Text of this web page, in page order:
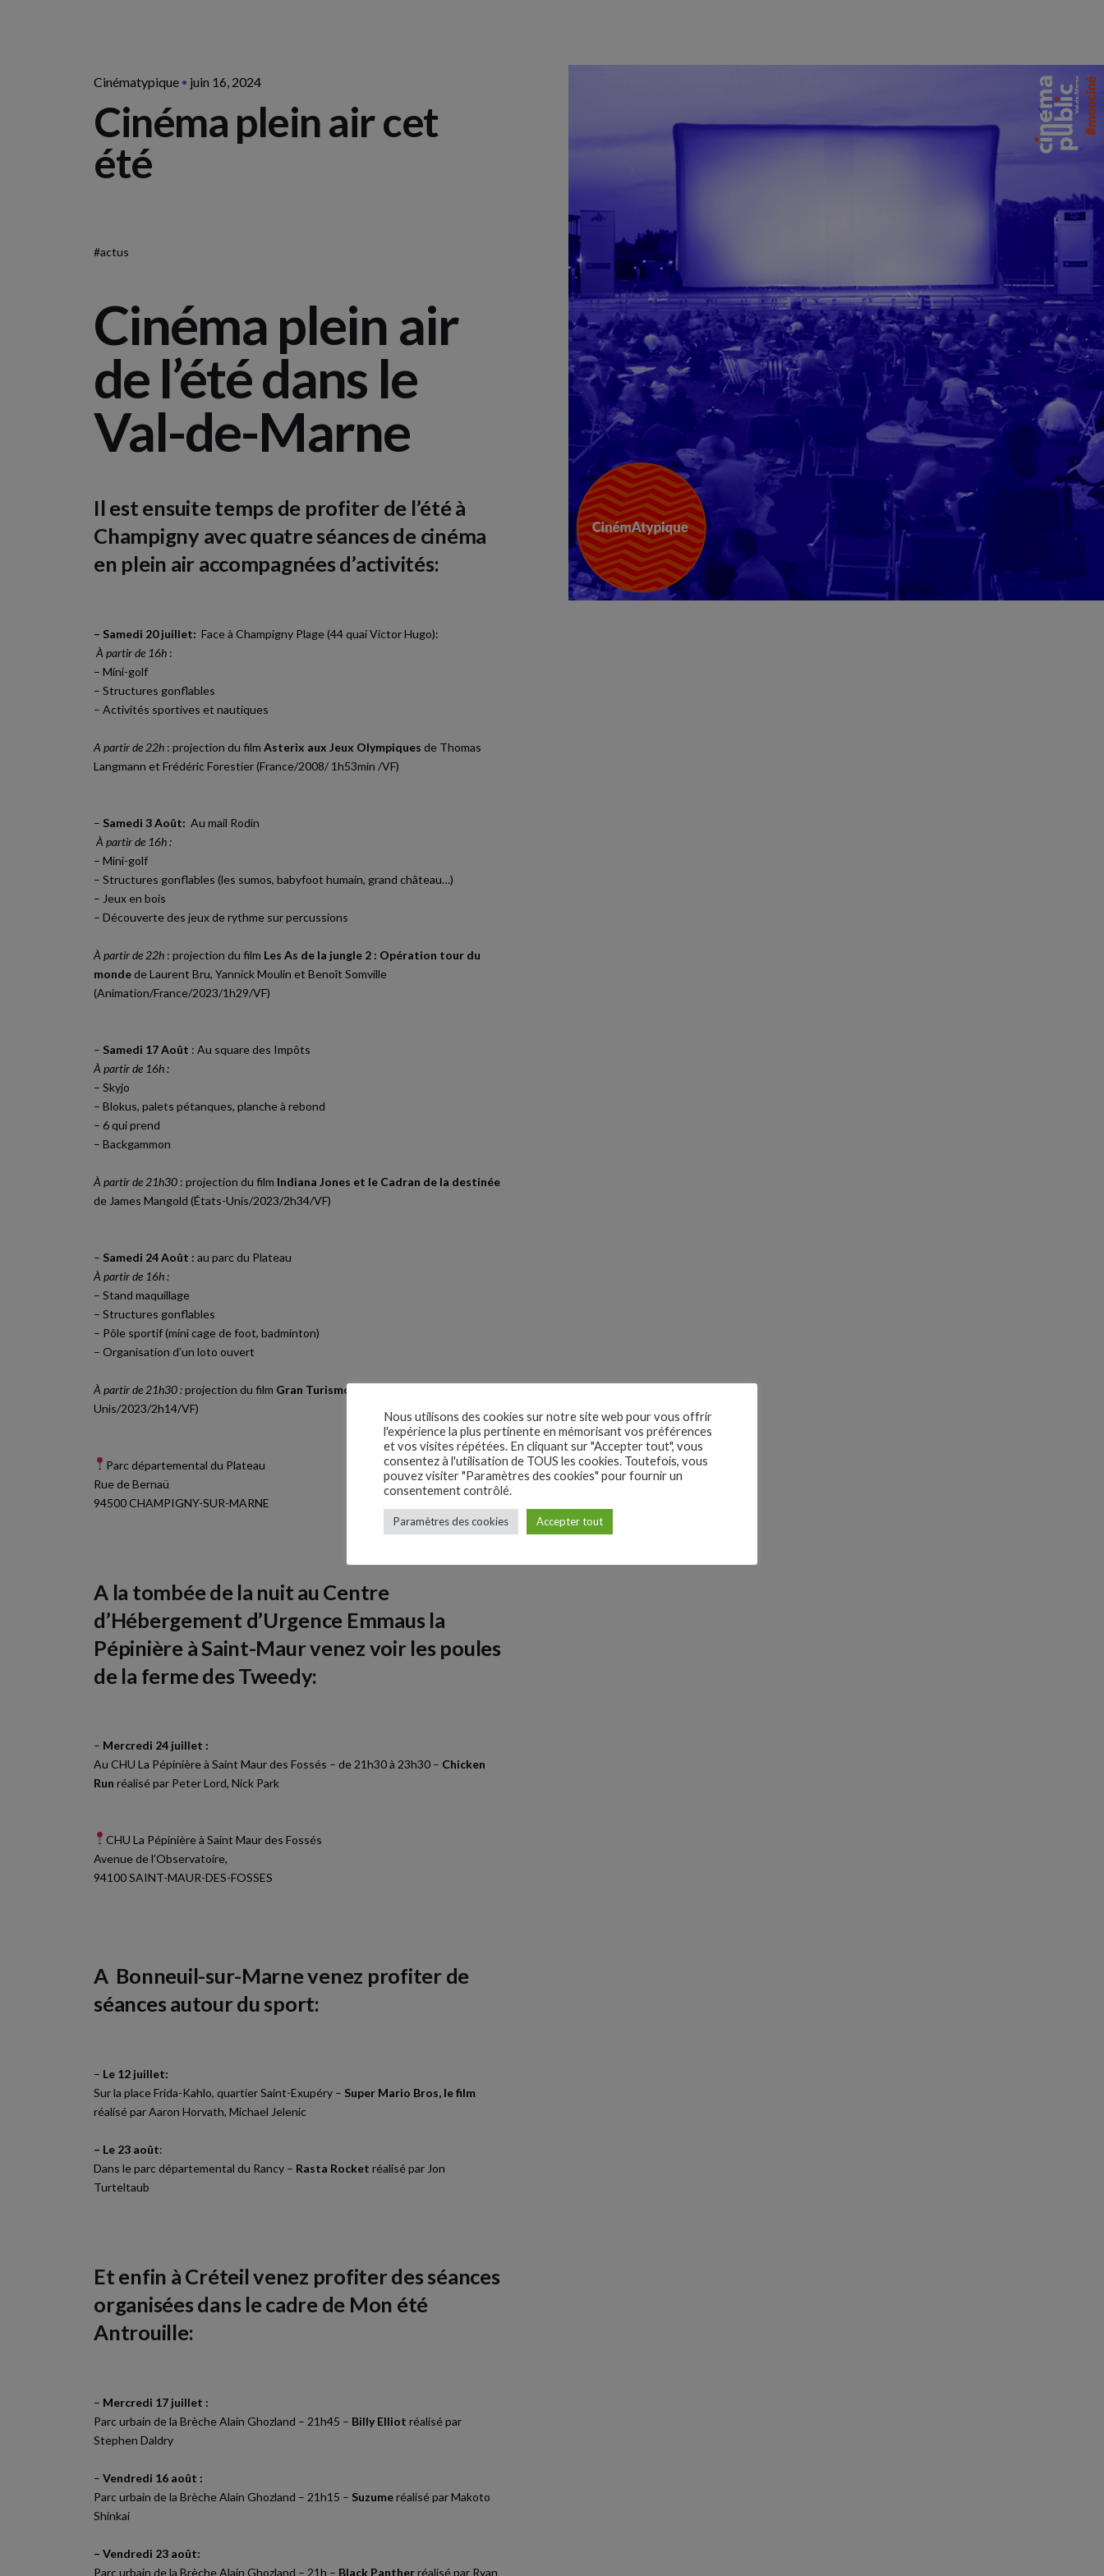
Cinématypique juin 16, 2024
Cinéma plein air cet
été
#actus
Cinéma plein air
de l’été dans le
Val-de-Marne
Il est ensuite temps de profiter de l’été à
Champigny avec quatre séances de cinéma
en plein air accompagnées d’activités:
– Samedi 20 juillet: Face à Champigny Plage (44 quai Victor Hugo):
À partir de 16h :
– Mini-golf
– Structures gonflables
– Activités sportives et nautiques
A partir de 22h : projection du filmAsterix aux Jeux Olympiques de Thomas
Langmann et Frédéric Forestier (France/2008/ 1h53min /VF)
– Samedi 3 Août: Au mail Rodin
À partir de 16h :
– Mini-golf
– Structures gonflables (les sumos, babyfoot humain, grand château…)
– Jeux en bois
– Découverte des jeux de rythme sur percussions
À partir de 22h : projection du film Les As de la jungle 2 : Opération tour du
mondede Laurent Bru, Yannick Moulin et Benoît Somville
(Animation/France/2023/1h29/VF)
– Samedi 17 Août : Au square des Impôts
À partir de 16h :
– Skyjo
– Blokus, palets pétanques, planche à rebond
– 6 qui prend
– Backgammon
À partir de 21h30 : projection du film Indiana Jones et le Cadran de la destinée
de James Mangold (États-Unis/2023/2h34/VF)
– Samedi 24 Août : au parc du Plateau
À partir de 16h :
– Stand maquillage
– Structures gonflables
– Pôle sportif (mini cage de foot, badminton)
– Organisation d’un loto ouvert
À partir de 21h30 :projection du film Gran Turismo
Unis/2023/2h14/VF)
Parc départemental du Plateau
Rue de Bernaü
94500 CHAMPIGNY-SUR-MARNE
A la tombée de la nuit au Centre
d’Hébergement d’Urgence Emmaus la
Pépinière à Saint-Maur venez voir les poules
de la ferme des Tweedy:
– Mercredi 24 juillet :
Au CHU La Pépinière à Saint Maur des Fossés – de 21h30 à 23h30 – Chicken
Runréalisé par Peter Lord, Nick Park
CHU La Pépinière à Saint Maur des Fossés
Avenue de l’Observatoire,
94100 SAINT-MAUR-DES-FOSSES
A Bonneuil-sur-Marne venez profiter de
séances autour du sport:
– Le 12 juillet:
Sur la place Frida-Kahlo, quartier Saint-Exupéry – Super Mario Bros, le film
réalisé par Aaron Horvath, Michael Jelenic
– Le 23 août:
Dans le parc départemental du Rancy – Rasta Rocket réalisé par Jon
Turteltaub
Et enfin à Créteil venez profiter des séances
organisées dans le cadre de Mon été
Antrouille:
– Mercredi 17 juillet :
Parc urbain de la Brèche Alain Ghozland – 21h45 – Billy Elliot réalisé par
Stephen Daldry
–Vendredi 16 août :
Parc urbain de la Brèche Alain Ghozland – 21h15 – Suzumeréalisé par Makoto
Shinkai
– Vendredi 23 août:
Parc urbain de la Brèche Alain Ghozland – 21h – Black Pantherréalisé par Ryan
Nous utilisons des cookies sur notre site web pour vous offrir
l'expérience la plus pertinente en mémorisant vos préférences
et vos visites répétées. En cliquant sur "Accepter tout", vous
consentez à l'utilisation de TOUS les cookies. Toutefois, vous
pouvez visiter "Paramètres des cookies" pour fournir un
consentement contrôlé.
Paramètres des cookies Accepter tout